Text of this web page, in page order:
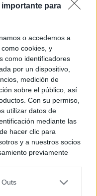
para
o accedemos a
cookies, y
como identificadores
por un dispositivo,
medición de
sobre el público, así
Con su permiso,
utilizar datos de
mediante las
hacer clic para
y a nuestros socios
previamente
que algún
Outs